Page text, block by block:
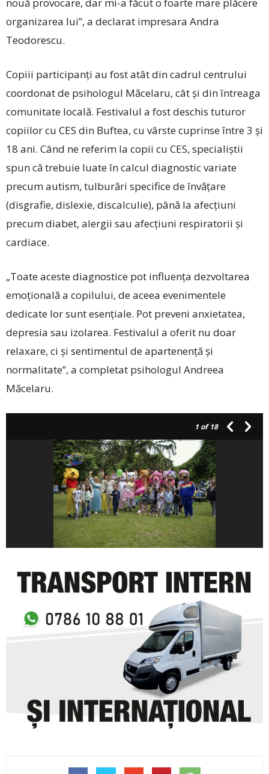
organizarea lui”, a declarat impresara Andra
Teodorescu.
Copiii participanți au fost atât din cadrul centrului
coordonat de psihologul Măcelaru, cât și din întreaga
comunitate locală. Festivalul a fost deschis tuturor
copiilor cu CES din Buftea, cu vârste cuprinse între 3 și
18 ani. Când ne referim la copii cu CES, specialiștii
spun că trebuie luate în calcul diagnostic variate
precum autism, tulburări specifice de învățare
(disgrafie, dislexie, discalculie), până la afecțiuni
precum diabet, alergii sau afecțiuni respiratorii și
cardiace.
„Toate aceste diagnostice pot influența dezvoltarea
emoțională a copilului, de aceea evenimentele
dedicate lor sunt esențiale. Pot preveni anxietatea,
depresia sau izolarea. Festivalul a oferit nu doar
relaxare, ci și sentimentul de apartenență și
normalitate”, a completat psihologul Andreea
Măcelaru.
1 of 18